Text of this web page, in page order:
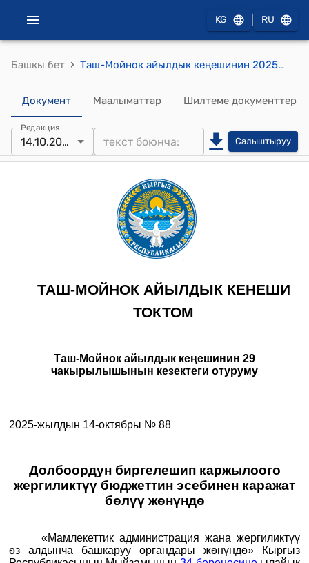
KG RU
Башкы бет › Таш-Мойнок айылдык кеңешинин 2025-жылдын 14-октябрындагы № 88 "Долбоордун биргелешип каржылоого жергиликтүү бюджеттин эсебинен каражат бѳлүү жѳнүндѳ" токтому
Документ Маалыматтар Шилтеме документтер
Редакция
14.10.2025 Салыштыруу